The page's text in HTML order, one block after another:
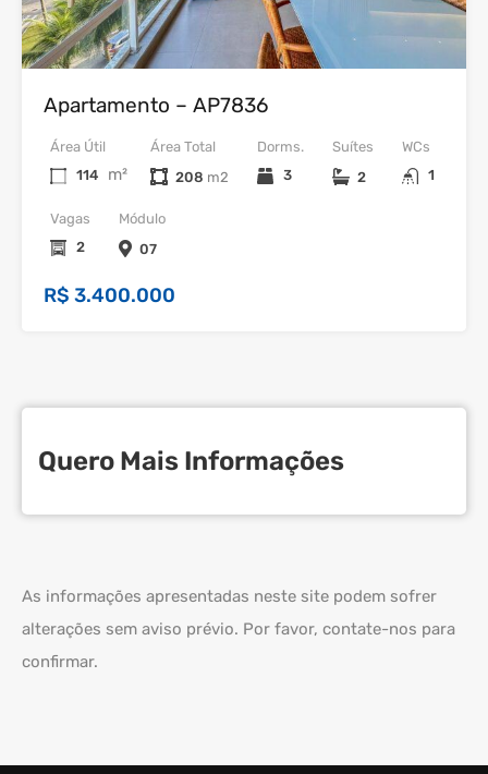
Venda
Apartamento – AP7836
Dorms.
3
WCs
1
Área Útil
114
m²
Vagas
2
Área Total
208
Suítes
2
Módulo
07
R$ 3.400.000
Quero Mais Informações
As informações apresentadas neste site podem sofrer
alterações sem aviso prévio. Por favor, contate-nos para
confirmar.